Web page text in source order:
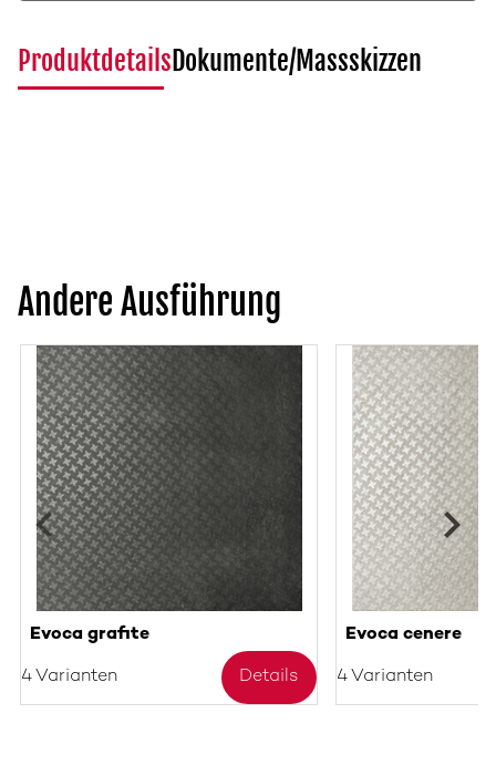
ProduktdetailsDokumente/Massskizzen
Andere Ausführung
Evoca grafite
4 Varianten Details
Evoca cenere
4 Varianten